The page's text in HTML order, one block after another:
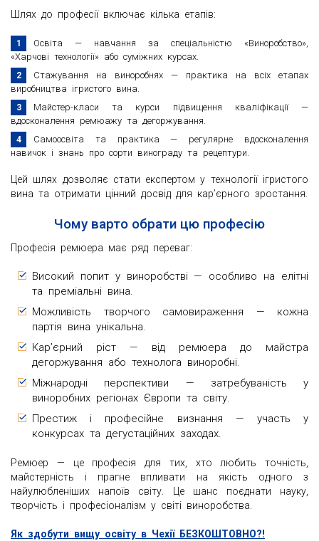
Шлях до професії включає кілька етапів:
Освіта — навчання за спеціальністю «Виноробство»,
«Харчові технології» або суміжних курсах.
Стажування на виноробнях — практика на всіх етапах
виробництва ігристого вина.
Майстер-класи та курси підвищення кваліфікації —
вдосконалення ремюажу та дегоржування.
Самоосвіта та практика — регулярне вдосконалення
навичок і знань про сорти винограду та рецептури.
Цей шлях дозволяє стати експертом у технології ігристого
вина та отримати цінний досвід для кар’єрного зростання.
Чому варто обрати цю професію
Професія ремюера має ряд переваг:
Високий попит у виноробстві — особливо на елітні
та преміальні вина.
Можливість творчого самовираження — кожна
партія вина унікальна.
Кар’єрний ріст — від ремюера до майстра
дегоржування або технолога виноробні.
Міжнародні перспективи — затребуваність у
виноробних регіонах Європи та світу.
Престиж і професійне визнання — участь у
конкурсах та дегустаційних заходах.
Ремюер — це професія для тих, хто любить точність,
майстерність і прагне впливати на якість одного з
найулюбленіших напоїв світу. Це шанс поєднати науку,
творчість і професіоналізм у світі виноробства.
Як здобути вищу освіту в Чехії БЕЗКОШТОВНО?!